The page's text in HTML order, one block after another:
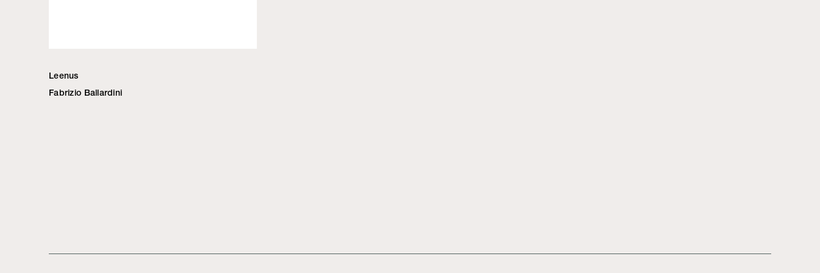
Leenus
Fabrizio Ballardini